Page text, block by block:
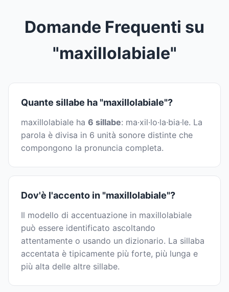
Domande Frequenti su
"maxillolabiale"
Quante sillabe ha "maxillolabiale"?
maxillolabiale ha 6 sillabe: ma·xil·lo·la·bia·le. La
parola è divisa in 6 unità sonore distinte che
compongono la pronuncia completa.
Dov'è l'accento in "maxillolabiale"?
Il modello di accentuazione in maxillolabiale
può essere identificato ascoltando
attentamente o usando un dizionario. La sillaba
accentata è tipicamente più forte, più lunga e
più alta delle altre sillabe.